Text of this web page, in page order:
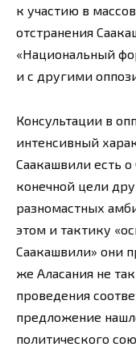
к участию в
отстранения
«Национальный
и с другими
Консультации в
интенсивный
Саакашвили есть
конечной цели
разномастных
этом и тактику
Саакашвили» они
же Аласания не
проведения
предложение
политического